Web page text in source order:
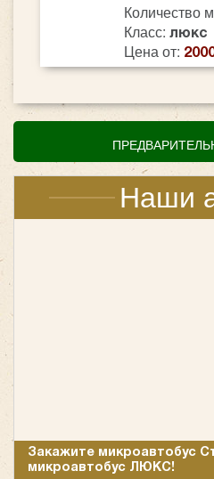
Наши
Закажите микроавтобус
микроавтобус ЛЮКС!
Количество
Класс: люкс
Цена от: